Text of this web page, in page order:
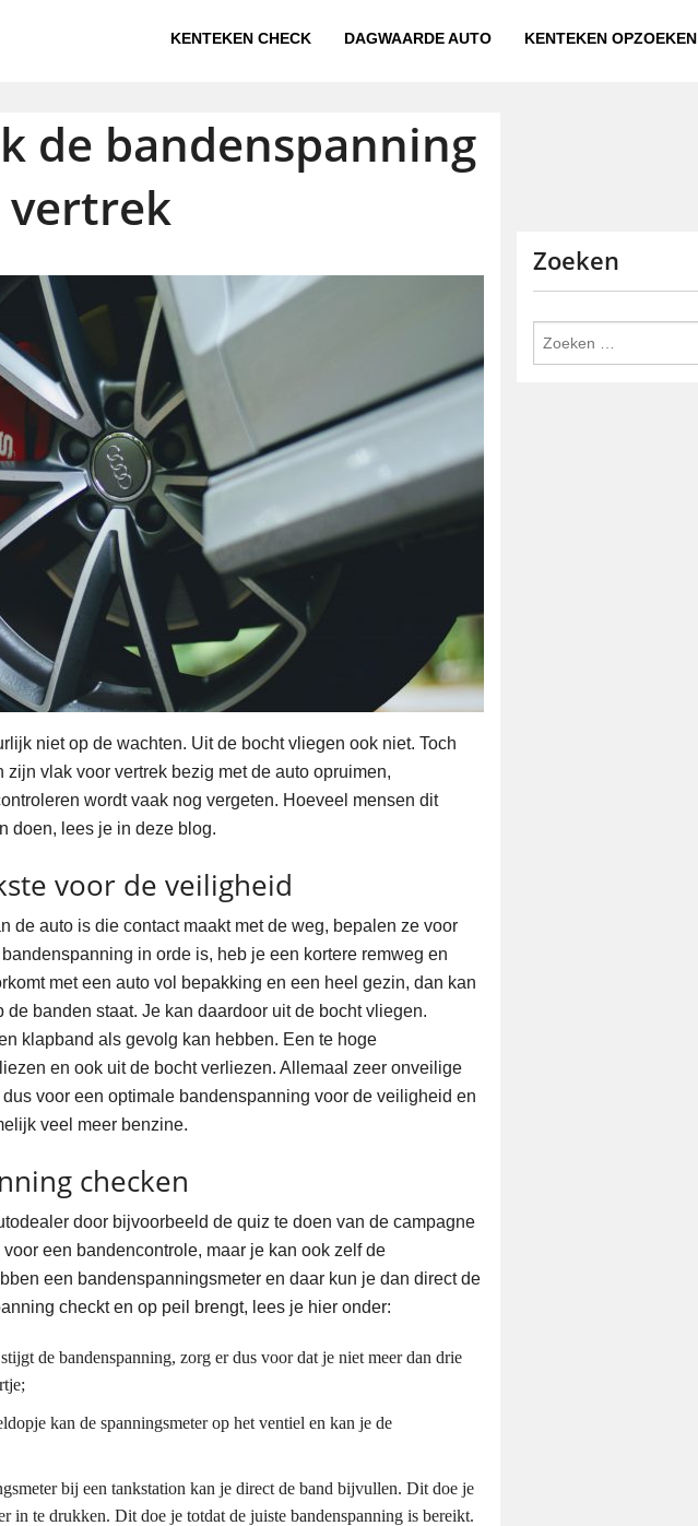
KENTEKEN CHECK DAGWAARDE AUTO KENTEKEN OPZOEKEN
de bandenspanning
niet op de wachten. Uit de bocht vliegen ook niet. Toch
vlak voor vertrek bezig met de auto opruimen,
wordt vaak nog vergeten. Hoeveel mensen dit
doen, lees je in deze blog.
voor de veiligheid
de auto is die contact maakt met de weg, bepalen ze voor
in orde is, heb je een kortere remweg en
met een auto vol bepakking en een heel gezin, dan kan
banden staat. Je kan daardoor uit de bocht vliegen.
klapband als gevolg kan hebben. Een te hoge
en ook uit de bocht verliezen. Allemaal zeer onveilige
voor een optimale bandenspanning voor de veiligheid en
veel meer benzine.
checken
door bijvoorbeeld de quiz te doen van de campagne
een bandencontrole, maar je kan ook zelf de
een bandenspanningsmeter en daar kun je dan direct de
checkt en op peil brengt, lees je hier onder:
de bandenspanning, zorg er dus voor dat je niet meer dan drie
kan de spanningsmeter op het ventiel en kan je de
bij een tankstation kan je direct de band bijvullen. Dit doe je
in te drukken. Dit doe je totdat de juiste bandenspanning is bereikt.
Zoeken